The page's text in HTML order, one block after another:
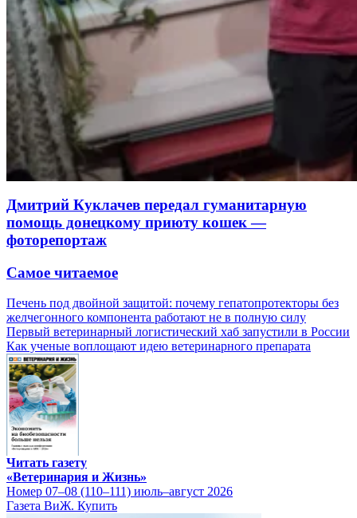
Дмитрий Куклачев передал гуманитарную
помощь донецкому приюту кошек —
фоторепортаж
Самое читаемое
Печень под двойной защитой: почему гепатопротекторы без
желчегонного компонента работают не в полную силу
Первый ветеринарный логистический хаб запустили в России
Как ученые воплощают идею ветеринарного препарата
Читать газету
«Ветеринария и Жизнь»
Номер 07–08 (110–111) июль–август 2026
Газета ВиЖ. Купить